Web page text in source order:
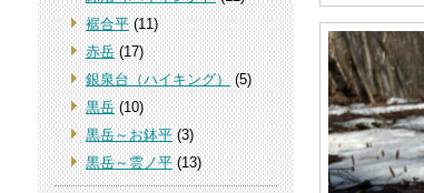
裾合平(11)
赤岳(17)
銀泉台（ハイキング）(5)
黒岳(10)
黒岳～お鉢平(3)
黒岳～雲ノ平(13)